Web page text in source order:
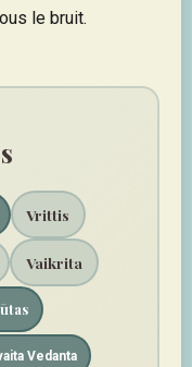
le bruit.
Vrittis
Vaikrita
Vedanta